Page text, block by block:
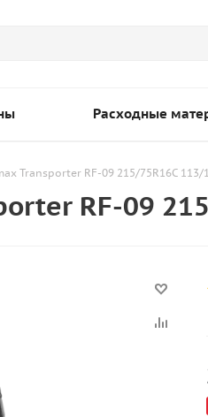
Расходные
Transporter RF-09 215/75R16C 113/
RF-09